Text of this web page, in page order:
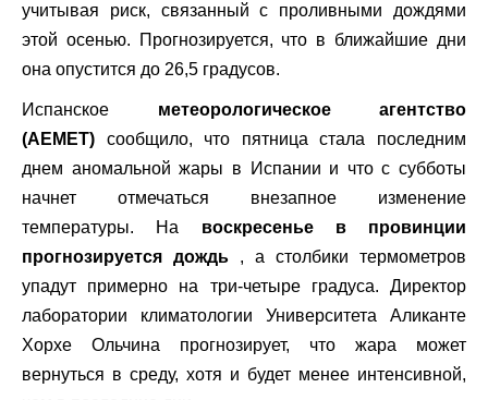
учитывая риск, связанный с проливными дождями
этой осенью. Прогнозируется, что в ближайшие дни
она опустится до 26,5 градусов.
Испанское метеорологическое агентство
(AEMET) сообщило, что пятница стала последним
днем ​​аномальной жары в Испании и что с субботы
начнет отмечаться внезапное изменение
температуры. На воскресенье в провинции
прогнозируется дождь , а столбики термометров
упадут примерно на три-четыре градуса. Директор
лаборатории климатологии Университета Аликанте
Хорхе Ольчина прогнозирует, что жара может
вернуться в среду, хотя и будет менее интенсивной,